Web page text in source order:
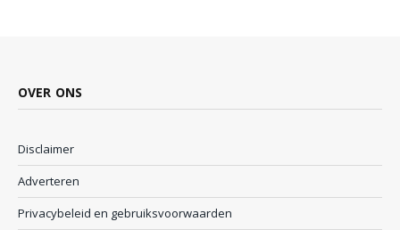
OVER ONS
Disclaimer
Adverteren
Privacybeleid en gebruiksvoorwaarden